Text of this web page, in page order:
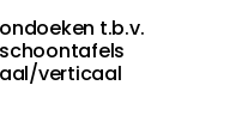
t.b.v.
verticaal